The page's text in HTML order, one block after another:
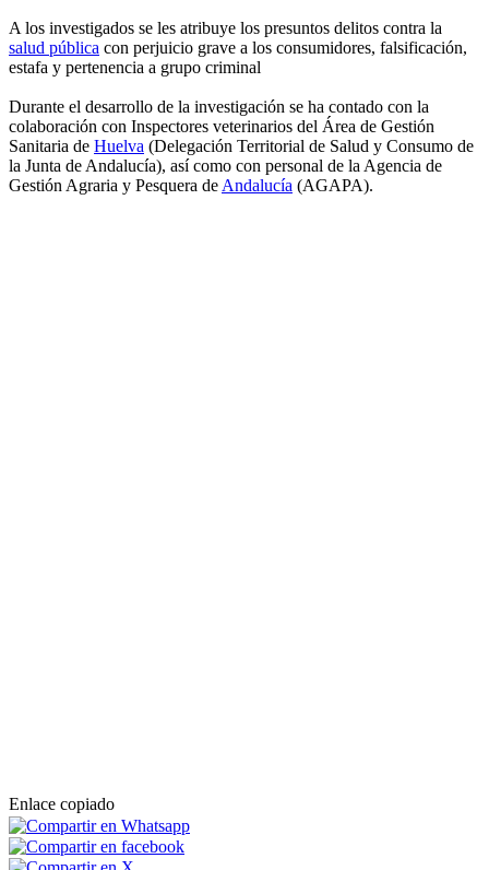
A los investigados se les atribuye los presuntos delitos contra la
salud pública con perjuicio grave a los consumidores, falsificación,
estafa y pertenencia a grupo criminal
Durante el desarrollo de la investigación se ha contado con la
colaboración con Inspectores veterinarios del Área de Gestión
Sanitaria de Huelva (Delegación Territorial de Salud y Consumo de
la Junta de Andalucía), así como con personal de la Agencia de
Gestión Agraria y Pesquera de Andalucía (AGAPA).
Enlace copiado